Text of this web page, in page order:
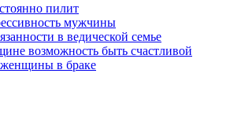
пилит
мужчины
в ведической семье
возможность быть счастливой
в браке